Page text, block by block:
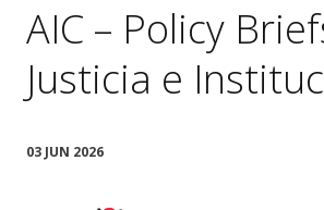
AIC – Policy
Justicia e
03 JUN 2026